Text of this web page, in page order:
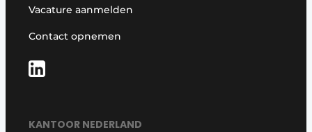
Vacature aanmelden
Contact opnemen
KANTOOR NEDERLAND